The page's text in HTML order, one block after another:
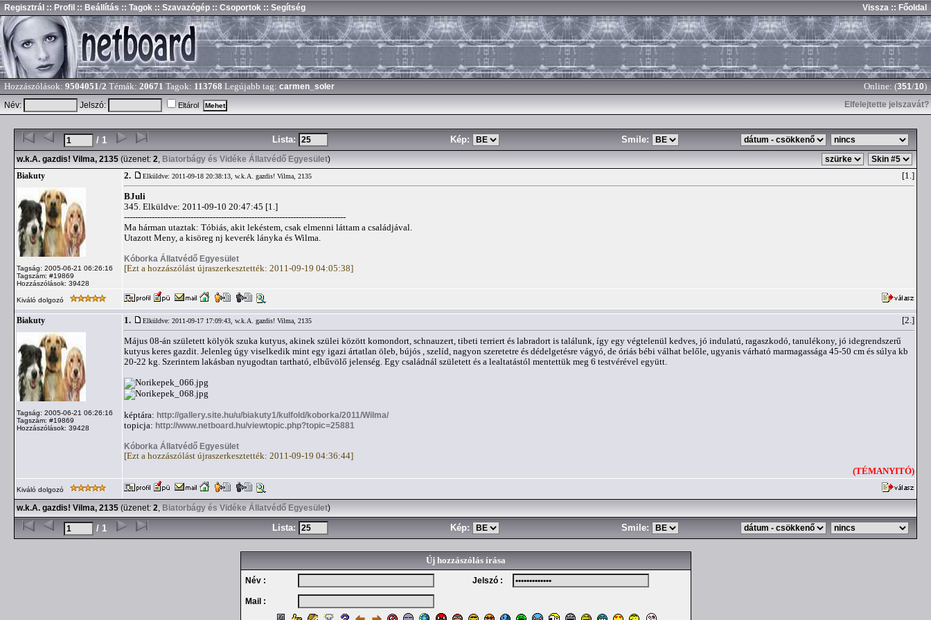
Regisztrál :: Profil :: Beállítás :: Tagok :: Szavazógép :: Csoportok :: Segítség Vissza :: Főoldal
Hozzászólások: 9504051/2 Témák: 20671 Tagok: 113768 Legújabb tag: carmen_soler Online: (351/10)
Név: Jelszó: Eltárol Elfelejtette jelszavát?
/ 1 Lista: Kép: Smile:
w.k.A. gazdis! Vilma, 2135 (üzenet: 2, Biatorbágy és Vidéke Állatvédő Egyesület)
Biakuty
Tagság: 2005-06-21 06:26:16
Tagszám: #19869
Hozzászólások: 39428
2. Elküldve: 2011-09-18 20:38:13, w.k.A. gazdis! Vilma, 2135 [1.]
BJuli
345. Elküldve: 2011-09-10 20:47:45 [1.]
--------------------------------------------------------------------------------
Ma hárman utaztak: Tóbiás, akit lekéstem, csak elmenni láttam a családjával.
Utazott Meny, a kisöreg nj keverék lányka és Wilma.
Kóborka Állatvédő Egyesület
[Ezt a hozzászólást újraszerkesztették: 2011-09-19 04:05:38]
Kiváló dolgozó
Biakuty
Tagság: 2005-06-21 06:26:16
Tagszám: #19869
Hozzászólások: 39428
1. Elküldve: 2011-09-17 17:09:43, w.k.A. gazdis! Vilma, 2135 [2.]
Május 08-án született kölyök szuka kutyus, akinek szülei között komondort, schnauzert, tibeti terriert és labradort is találunk, így egy végtelenül kedves, jó indulatú, ragaszkodó, tanulékony, jó idegrendszerű
kutyus keres gazdit. Jelenleg úgy viselkedik mint egy igazi ártatlan öleb, bújós , szelíd, nagyon szeretetre és dédelgetésre vágyó, de óriás bébi válhat belőle, ugyanis várható marmagassága 45-50 cm és súlya kb
20-22 kg. Szerintem lakásban nyugodtan tartható, elbűvölő jelenség. Egy családnál született és a lealtatástól mentettük meg 6 testvérével együtt.
képtára: http://gallery.site.hu/u/biakuty1/kulfold/koborka/2011/Wilma/
topicja: http://www.netboard.hu/viewtopic.php?topic=25881
Kóborka Állatvédő Egyesület
[Ezt a hozzászólást újraszerkesztették: 2011-09-19 04:36:44]
(TÉMANYITÓ)
Kiváló dolgozó
w.k.A. gazdis! Vilma, 2135 (üzenet: 2, Biatorbágy és Vidéke Állatvédő Egyesület)
/ 1 Lista: Kép: Smile:
Új hozzászólás írása
Név : Jelszó :
Mail :